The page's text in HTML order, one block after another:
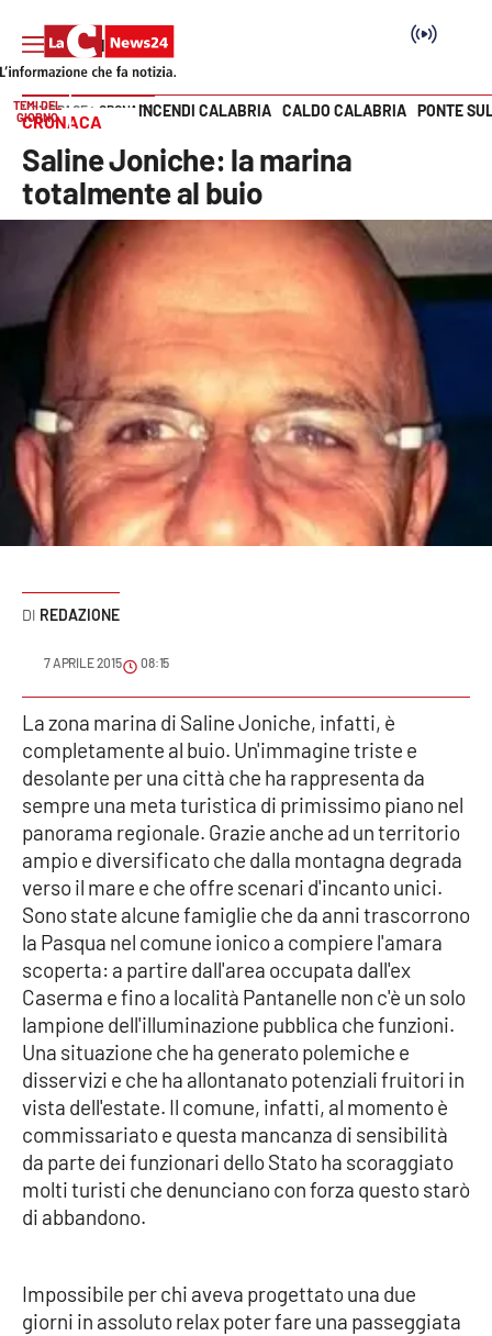
SEZIONI
Cronaca
Politica
Attualità
Economia e lavoro
Italia Mondo
Sanità
Cultura
Meteo
Editoriali
VIDEO
Ambiente
Cronaca
Cultura
Economia e Lavoro
Politica
Sanità
Sport
Vai
TEMI DEL
GIORNO
INCENDI CALABRIA CALDO CALABRIA PONTE
HOME PAGE CRONACA
CRONACA
Saline Joniche: la marina
totalmente al buio
REDAZIONE
7 APRILE 2015 08:15
La zona marina di Saline Joniche, infatti, è
completamente al buio. Un'immagine triste e
desolante per una città che ha rappresenta da
sempre una meta turistica di primissimo piano nel
panorama regionale. Grazie anche ad un territorio
ampio e diversificato che dalla montagna degrada
verso il mare e che offre scenari d'incanto unici.
Sono state alcune famiglie che da anni trascorrono
la Pasqua nel comune ionico a compiere l'amara
scoperta: a partire dall'area occupata dall'ex
Caserma e fino a località Pantanelle non c'è un solo
lampione dell'illuminazione pubblica che funzioni.
Una situazione che ha generato polemiche e
disservizi e che ha allontanato potenziali fruitori in
vista dell'estate. Il comune, infatti, al momento è
commissariato e questa mancanza di sensibilità
da parte dei funzionari dello Stato ha scoraggiato
molti turisti che denunciano con forza questo starò
di abbandono.
Impossibile per chi aveva progettato una due
giorni in assoluto relax poter fare una passeggiata